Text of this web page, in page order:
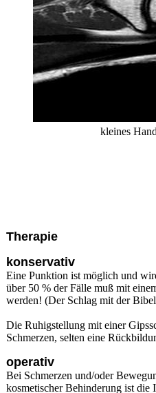
kleines
Therapie
konservativ
Eine Punktion ist möglich und
über 50 % der Fälle muß mit
werden! (Der Schlag mit der
Die Ruhigstellung mit einer
Schmerzen, selten eine
operativ
Bei Schmerzen und/oder
kosmetischer Behinderung ist die